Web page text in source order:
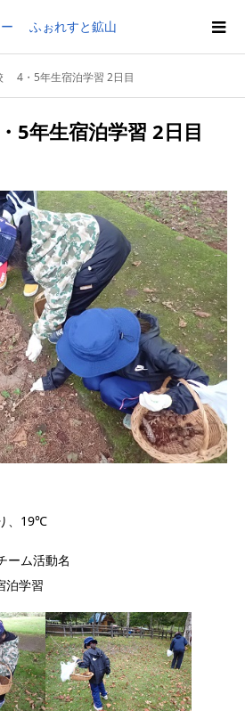
ー ふぉれすと鉱山
4・5年生宿泊学習 2日目
年生宿泊学習 2日目
、19℃
ーム活動名
学習